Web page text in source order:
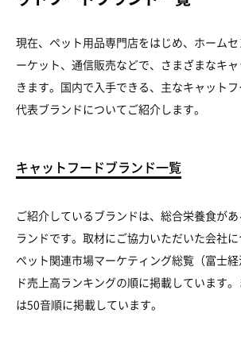
現在、ペット用品専門店をはじめ、ホーム
ーケット、通信販売などで、さまざまなキ
きます。国内で入手できる、主なキャット
代表ブランドについてご紹介します。
キャットフードブランド一覧
ご紹介しているブランドは、総合栄養食が
ランドです。取材にご協力いただいた会社
ペット関連市場マーケティング総覧（富士
ド売上高ランキングの順に掲載しています
は50音順に掲載しています。